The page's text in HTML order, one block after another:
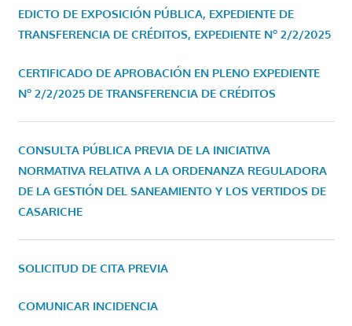
EDICTO DE EXPOSICIÓN PÚBLICA, EXPEDIENTE DE
TRANSFERENCIA DE CRÉDITOS, EXPEDIENTE Nº 2/2/2025
CERTIFICADO DE APROBACIÓN EN PLENO EXPEDIENTE
Nº 2/2/2025 DE TRANSFERENCIA DE CRÉDITOS
CONSULTA PÚBLICA PREVIA DE LA INICIATIVA
NORMATIVA RELATIVA A LA ORDENANZA REGULADORA
DE LA GESTIÓN DEL SANEAMIENTO Y LOS VERTIDOS DE
CASARICHE
SOLICITUD DE CITA PREVIA
COMUNICAR INCIDENCIA